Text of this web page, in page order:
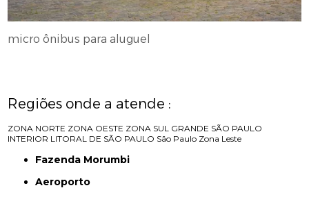
micro ônibus para aluguel
Regiões onde a atende :
ZONA NORTE ZONA OESTE ZONA SUL GRANDE SÃO PAULO
INTERIOR LITORAL DE SÃO PAULO São Paulo Zona Leste
Fazenda Morumbi
Aeroporto